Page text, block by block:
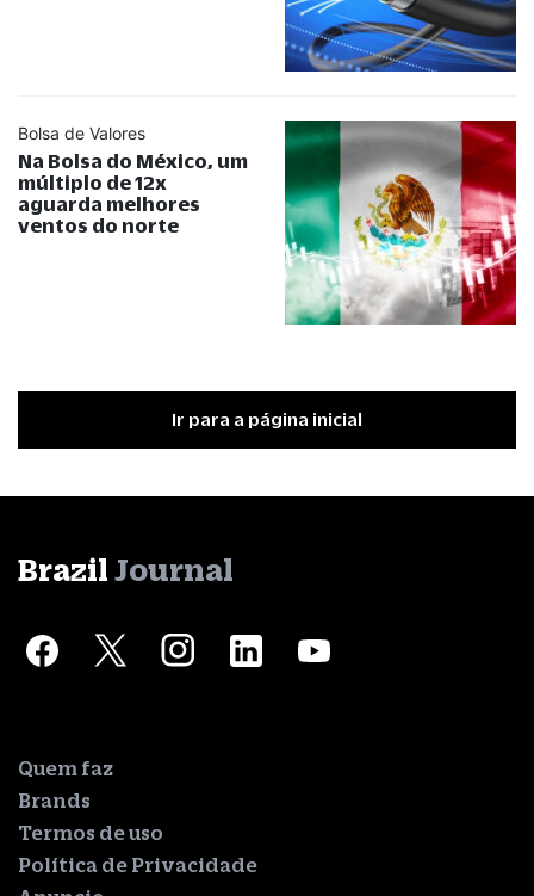
Bolsa de Valores
Na Bolsa do México, um
múltiplo de 12x
aguarda melhores
ventos do norte
Ir para a página inicial
Brazil Journal
Quem faz
Brands
Termos de uso
Política de Privacidade